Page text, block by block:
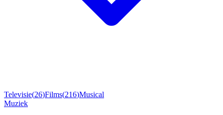
Televisie(26)Films(216)Musical
Muziek